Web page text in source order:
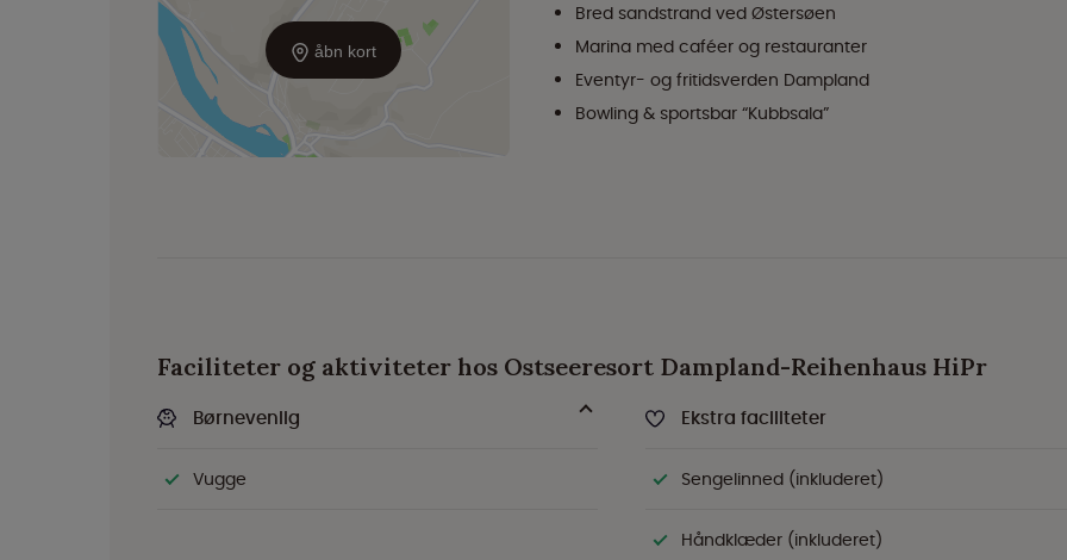
åbn kort
Bred sandstrand ved Østersøen
Marina med caféer og restauranter
Eventyr- og fritidsverden Dampland
Bowling & sportsbar “Kubbsala”
Faciliteter og aktiviteter hos Ostseeresort Dampland-Reihenhaus HiPr
Børnevenlig
Vugge
Ekstra faciliteter
Sengelinned (inkluderet)
Håndklæder (inkluderet)